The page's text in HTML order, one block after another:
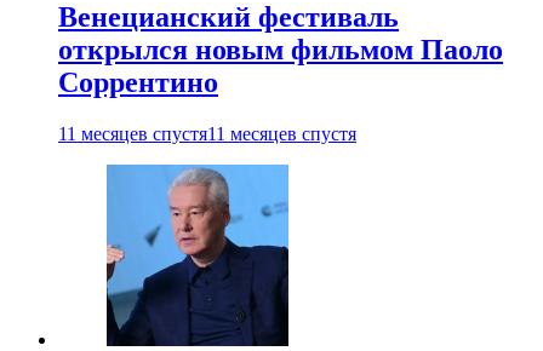
Венецианский фестиваль
открылся новым фильмом Паоло
Соррентино
11 месяцев спустя11 месяцев спустя